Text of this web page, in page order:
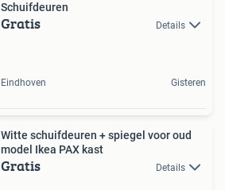
Schuifdeuren
Gratis Details
Eindhoven Gisteren
Witte schuifdeuren + spiegel voor oud
model Ikea PAX kast
Gratis Details